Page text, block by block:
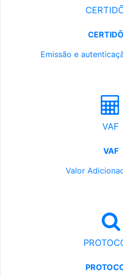
Emissão e
VAF
VAF
Valor